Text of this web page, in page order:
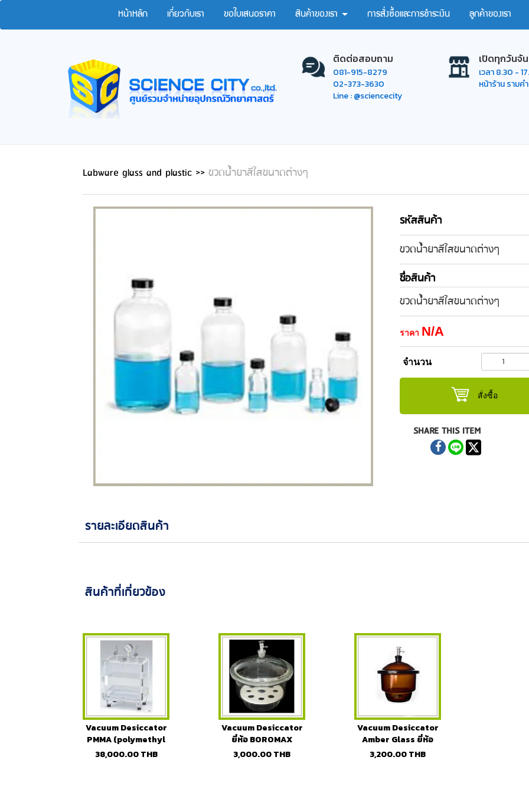
หน้าหลัก เกี่ยวกับเรา ขอใบเสนอราคา สินค้าของเรา การสั่งซื้อและการชำระเงิน ลูกค้าของเรา
ติดต่อสอบถาม
081-915-8279
02-373-3630
Line : @sciencecity
เปิดทุกวันจั
เวลา 8.30 -
หน้าร้าน รามค
Labware glass and plastic >> ขวดน้ำยาสีใสขนาดต่างๆ
รหัสสินค้า
ขวดน้ำยาสีใสขนาดต่างๆ
ชื่อสินค้า
ขวดน้ำยาสีใสขนาดต่างๆ
ราคา N/A
จำนวน
สั่งซื้อ
SHARE THIS ITEM
รายละเอียดสินค้า
สินค้าที่เกี่ยวข้อง
Vacuum Desiccator
PMMA (polymethyl
methacrylate)
38,000.00 THB
Vacuum Desiccator
ยี่ห้อ BOROMAX
3,000.00THB
Vacuum Desiccator
Amber Glass ยี่ห้อ
BOROMAX
3,200.00THB